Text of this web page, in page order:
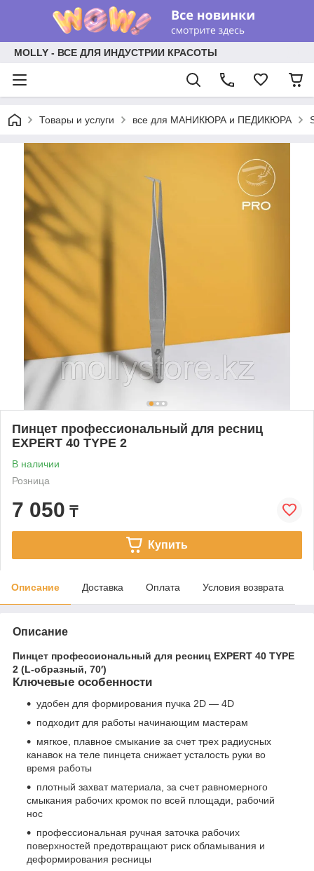
MOLLY - ВСЕ ДЛЯ ИНДУСТРИИ КРАСОТЫ
Товары и услуги все для МАНИКЮРА и ПЕДИКЮРА
Пинцет профессиональный для ресниц
EXPERT 40 TYPE 2
В наличии
Розница
7 050 ₸
Купить
Описание Доставка Оплата Условия возврата
Описание
Пинцет профессиональный для ресниц EXPERT 40 TYPE
2 (L-образный, 70′)
Ключевые особенности
удобен для формирования пучка 2D — 4D
подходит для работы начинающим мастерам
мягкое, плавное смыкание за счет трех радиусных
канавок на теле пинцета cнижает усталость руки во
время работы
плотный захват материала, за счет равномерного
смыкания рабочих кромок по всей площади, рабочий
нос
профессиональная ручная заточка рабочих
поверхностей предотвращают риск обламывания и
деформирования ресницы